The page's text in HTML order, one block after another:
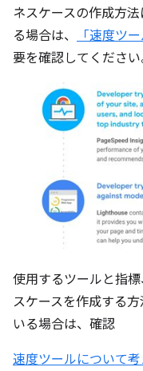
ネスケースの作成方
る場合は、
「速度ツ
要を確認してください
使用するツールと指
スケースを作成する
いる場合は、確認
速度ツールについて